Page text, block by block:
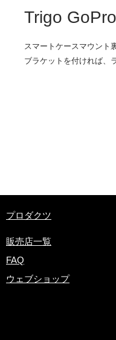
Trigo
スマートケースマウント
ブラケットを付ければ、
​プロダクツ
販売店一覧
FAQ
ウェブショップ